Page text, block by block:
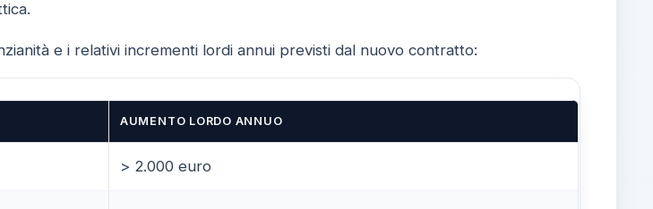
e i relativi incrementi lordi annui previsti dal nuovo contratto:
AUMENTO LORDO ANNUO
> 2.000 euro